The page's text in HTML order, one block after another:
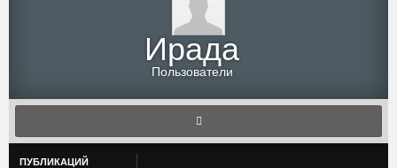
Ирада
Пользователи
ПУБЛИКАЦИЙ